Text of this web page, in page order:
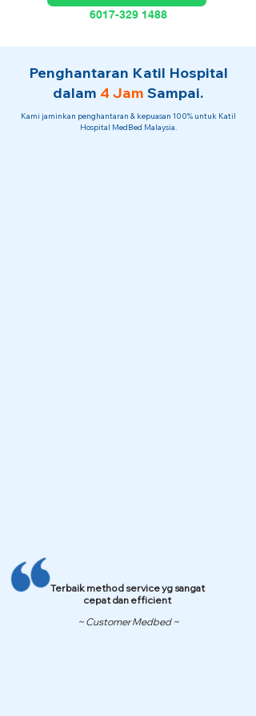
6017-329 1488
Penghantaran Katil Hospital
dalam 4 Jam Sampai.
Kami jaminkan penghantaran & kepuasan 100% untuk Katil
Hospital MedBed Malaysia.
Terbaik method service yg sangat
cepat dan efficient
~ Customer Medbed ~